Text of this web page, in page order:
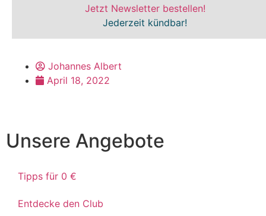
Jetzt Newsletter bestellen!
Jederzeit kündbar!
Johannes Albert
April 18, 2022
Unsere Angebote
Tipps für 0 €
Entdecke den Club